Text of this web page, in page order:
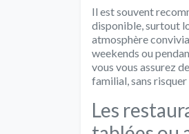
Il est souvent
disponible, surtout
atmosphère
weekends ou
vous vous assurez
familial, sans
Les